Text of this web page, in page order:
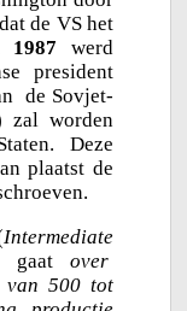
de VS het
1987 werd
president
de Sovjet-
zal worden
Deze
plaatst de
Intermediate
gaatover
van 500 tot